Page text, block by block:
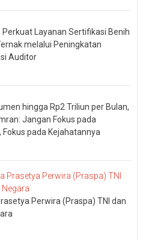
Perkuat Layanan Sertifikasi Benih
melalui Peningkatan
Auditor
hingga Rp2 Triliun per Bulan,
Jangan Fokus pada
Fokus pada Kejahatannya
Perwira (Praspa) TNI dan